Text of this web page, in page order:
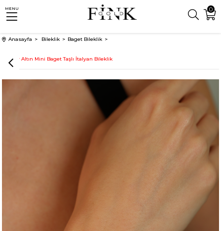
0
MENU
Anasayfa Bileklik Baget Bileklik
14 Ayar Altın Mini Baget Taşlı İtalyan Bileklik